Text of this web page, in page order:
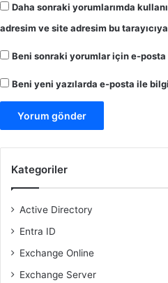
Daha sonraki yorumlarımda
adresim ve site adresim bu
Beni sonraki yorumlar için e-
Beni yeni yazılarda e-posta ile
Kategoriler
Active Directory
Entra ID
Exchange Online
Exchange Server